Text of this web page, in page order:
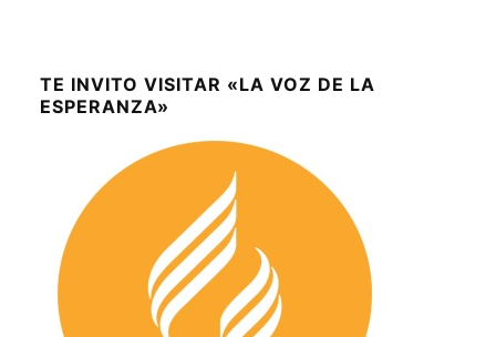
TE INVITO VISITAR «LA VOZ DE LA
ESPERANZA»